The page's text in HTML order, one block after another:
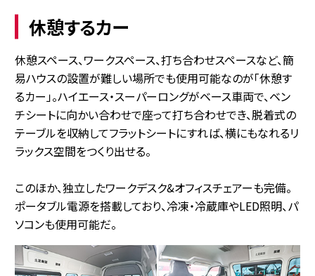
休憩するカー
休憩スペース、ワークスペース、打ち合わせスペースなど、簡
易ハウスの設置が難しい場所でも使用可能なのが「休憩す
るカー」。ハイエース・スーパーロングがベース車両で、ベン
チシートに向かい合わせで座って打ち合わせでき、脱着式の
テーブルを収納してフラットシートにすれば、横にもなれるリ
ラックス空間をつくり出せる。
このほか、独立したワークデスク&オフィスチェアーも完備。
ポータブル電源を搭載しており、冷凍・冷蔵庫やLED照明、パ
ソコンも使用可能だ。